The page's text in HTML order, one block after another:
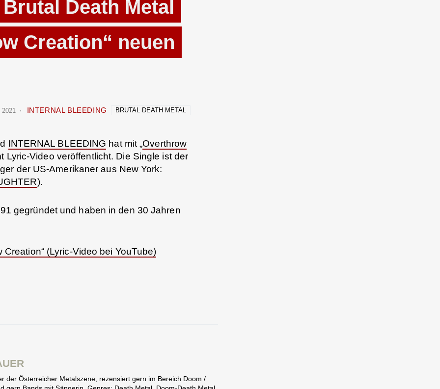
Death Metal
Creation“ neuen
INTERNAL BLEEDING BRUTAL DEATH METAL
INTERNAL BLEEDING hat mit „Overthrow
Lyric-Video veröffentlicht. Die Single ist der
der US-Amerikaner aus New York:
).
gegründet und haben in den 30 Jahren
(Lyric-Video bei YouTube)
der Österreicher Metalszene, rezensiert gern im Bereich Doom /